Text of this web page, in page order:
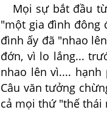
Mọi sự bắt đầu từ
"một gia đình đông
đình ấy đã "nhao
đớn, vì lo lắng...
nhao lên vì....
Câu văn tưởng
cả mọi thứ "thế thái